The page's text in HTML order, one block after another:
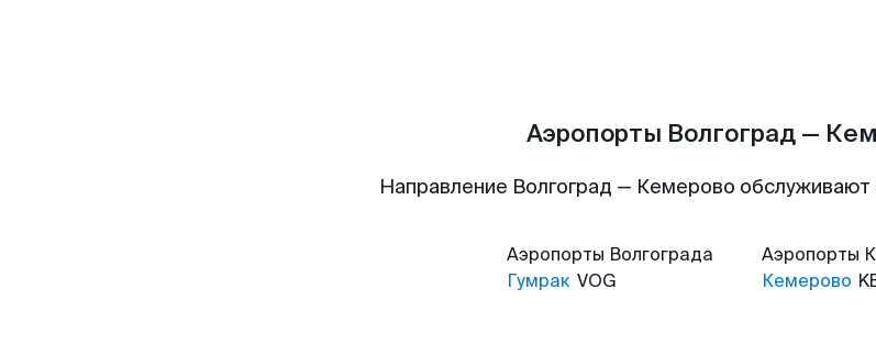
Аэропорты Волгоград —
Направление Волгоград — Кемерово
Аэропорты Волгограда
Гумрак VOG
Аэропорты
Кемерово